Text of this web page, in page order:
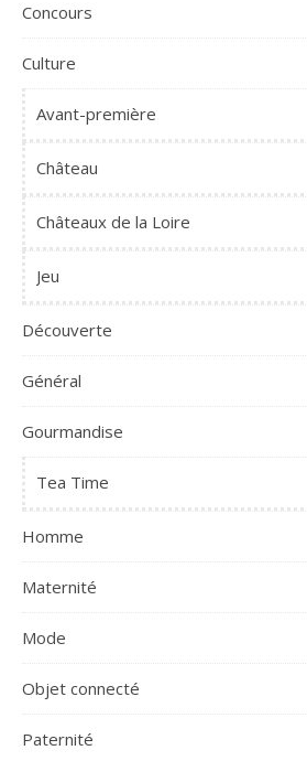
Concours
Culture
Avant-première
Château
Châteaux de la Loire
Jeu
Découverte
Général
Gourmandise
Tea Time
Homme
Maternité
Mode
Objet connecté
Paternité